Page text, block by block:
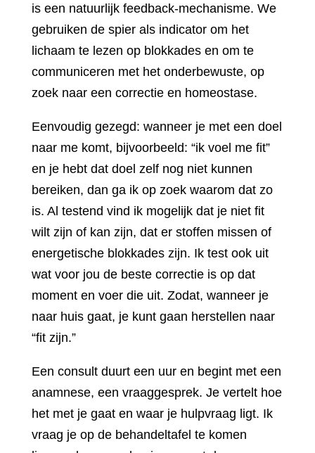
is een natuurlijk feedback-mechanisme. We
gebruiken de spier als indicator om het
lichaam te lezen op blokkades en om te
communiceren met het onderbewuste, op
zoek naar een correctie en homeostase.
Eenvoudig gezegd: wanneer je met een doel
naar me komt, bijvoorbeeld: “ik voel me fit”
en je hebt dat doel zelf nog niet kunnen
bereiken, dan ga ik op zoek waarom dat zo
is. Al testend vind ik mogelijk dat je niet fit
wilt zijn of kan zijn, dat er stoffen missen of
energetische blokkades zijn. Ik test ook uit
wat voor jou de beste correctie is op dat
moment en voer die uit. Zodat, wanneer je
naar huis gaat, je kunt gaan herstellen naar
“fit zijn.”
Een consult duurt een uur en begint met een
anamnese, een vraaggesprek. Je vertelt hoe
het met je gaat en waar je hulpvraag ligt. Ik
vraag je op de behandeltafel te komen